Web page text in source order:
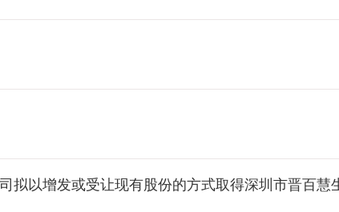
拟以增发或受让现有股份的方式取得深圳市晋百慧